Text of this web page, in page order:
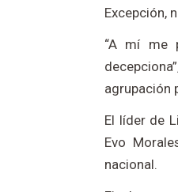
Excepción,
“A mí me
agrupación
El líder de
Evo
nacional.